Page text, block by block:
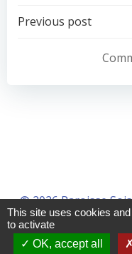
l’article
Previous post
© 2026 Paroisse
This site uses cookies
to activate
OK, accept all